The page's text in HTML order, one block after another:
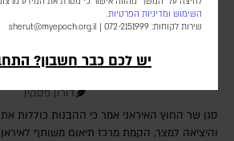
השימוש ומדיניות הפרטיות.
שירות לקוחות: 072-2151999 |
sherut@myepoch.org.il
יש לכם כבר חשבון?
לסיכום – אך לא בטוח שהמצר ייפתח
דורון פסקין
סגן שר החוץ האיראני אמר כי ההבנות כוללות
והיציאה למצר, הקמת מרכז תיאום משותף